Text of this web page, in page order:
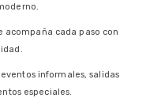
acompaña cada paso con
informales, salidas
especiales.